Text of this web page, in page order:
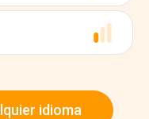
idioma